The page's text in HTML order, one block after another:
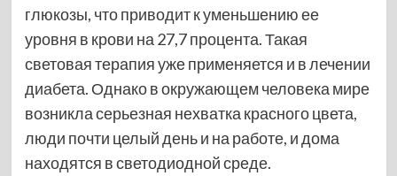
глюкозы, что приводит к уменьшению ее
уровня в крови на 27,7 процента. Такая
световая терапия уже применяется и в лечении
диабета. Однако в окружающем человека мире
возникла серьезная нехватка красного цвета,
люди почти целый день и на работе, и дома
находятся в светодиодной среде.